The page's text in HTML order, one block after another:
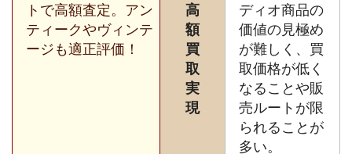
トで高額査定。アン
ティークやヴィンテ
ージも適正評価！
高
額
買
取
実
現
ディオ商品の
価値の見極め
が難しく、買
取価格が低く
なることや販
売ルートが限
られることが
多い。